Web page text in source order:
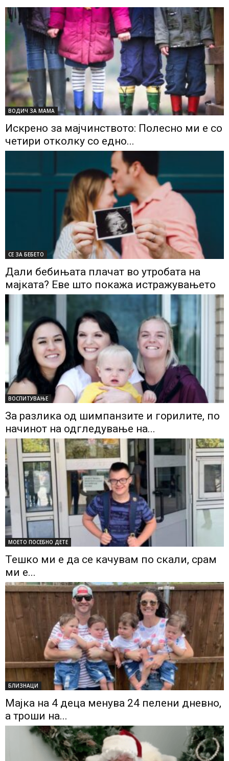
ВОДИЧ ЗА МАМА
Искрено за мајчинството: Полесно ми е со
четири отколку со едно...
СЕ ЗА БЕБЕТО
Дали бебињата плачат во утробата на
мајката? Еве што покажа истражувањето
ВОСПИТУВАЊЕ
За разлика од шимпанзите и горилите, по
начинот на одгледување на...
МОЕТО ПОСЕБНО ДЕТЕ
Тешко ми е да се качувам по скали, срам
ми е...
БЛИЗНАЦИ
Мајка на 4 деца менува 24 пелени дневно,
а троши на...